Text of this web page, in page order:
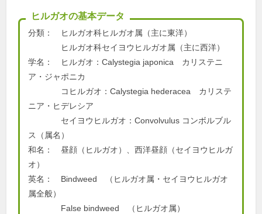
ヒルガオの基本データ
分類： ヒルガオ科ヒルガオ属（主に東洋）
ヒルガオ科セイヨウヒルガオ属（主に西洋）
学名： ヒルガオ：Calystegia japonica カリステニ
ア・ジャポニカ
コヒルガオ：Calystegia hederacea カリステ
ニア・ヒデレシア
セイヨウヒルガオ：Convolvulus コンボルブル
ス（属名）
和名： 昼顔（ヒルガオ）、西洋昼顔（セイヨウヒルガ
オ）
英名： Bindweed （ヒルガオ属・セイヨウヒルガオ
属全般）
False bindweed （ヒルガオ属）